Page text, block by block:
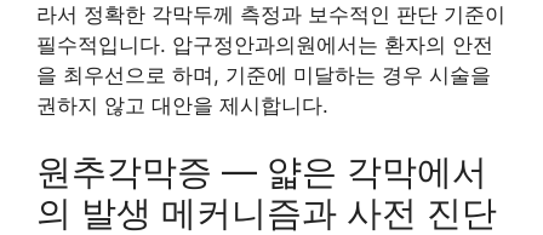
라서 정확한 각막두께 측정과 보수적인 판단 기준이
필수적입니다. 압구정안과의원에서는 환자의 안전
을 최우선으로 하며, 기준에 미달하는 경우 시술을
권하지 않고 대안을 제시합니다.
원추각막증 — 얇은 각막에서
의 발생 메커니즘과 사전 진단